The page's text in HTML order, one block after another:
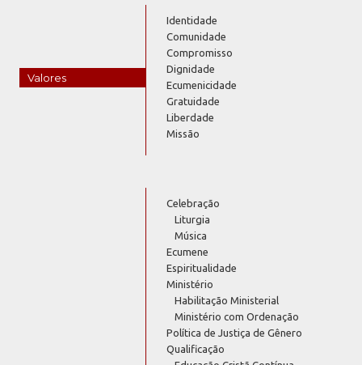
Valores
Identidade
Comunidade
Compromisso
Dignidade
Ecumenicidade
Gratuidade
Liberdade
Missão
Celebração
Liturgia
Música
Ecumene
Espiritualidade
Ministério
Habilitação Ministerial
Ministério com Ordenação
Política de Justiça de Gênero
Qualificação